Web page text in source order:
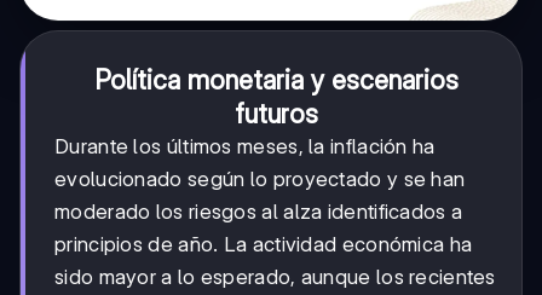
Política monetaria y escenarios
futuros
Durante los últimos meses, la inflación ha
evolucionado según lo proyectado y se han
moderado los riesgos al alza identificados a
principios de año. La actividad económica ha
sido mayor a lo esperado, aunque los recientes